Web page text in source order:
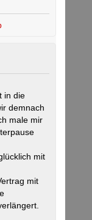
in die
demnach
male mir
mit
mit